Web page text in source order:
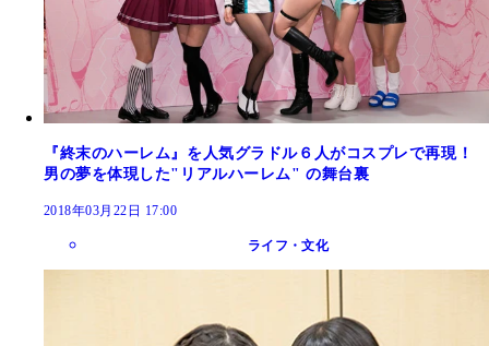
『終末のハーレム』を人気グラドル６人がコスプレで再現！
男の夢を体現した"リアルハーレム" の舞台裏
2018年03月22日 17:00
ライフ・文化